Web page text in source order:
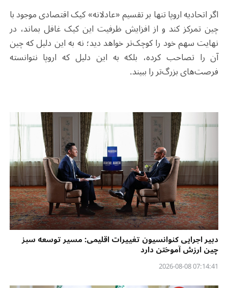
اگر اتحادیه اروپا تنها بر تقسیم «عادلانه» کیک اقتصادی موجود با
چین تمرکز کند و از افزایش ظرفیت این کیک غافل بماند، در
نهایت سهم خود را کوچک‌تر خواهد دید؛ نه به این دلیل که چین
آن را تصاحب کرده، بلکه به این دلیل که اروپا نتوانسته
فرصت‌های بزرگ‌تر را ببیند.
دبیر اجرایی کنوانسیون تغییرات اقلیمی: مسیر توسعه سبز
چین ارزش آموختن دارد
07:14:41 2026-08-08